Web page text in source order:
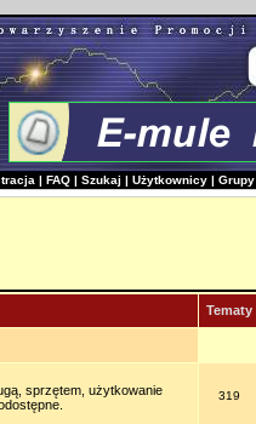
| FAQ | Szukaj | Użytkownicy | Grupy
Tematy
sprzętem, użytkowanie
319